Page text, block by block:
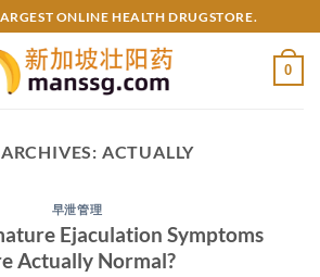
ONLINE HEALTH DRUGSTORE.
0
ACTUALLY
早泄管理
Ejaculation Symptoms
Actually Normal?​​